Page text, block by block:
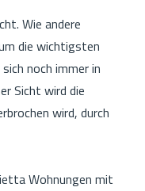
Wie andere
die wichtigsten
noch immer in
Sicht wird die
wird, durch
Wohnungen mit